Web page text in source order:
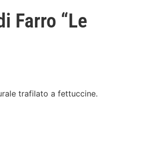
Farro “Le
trafilato a fettuccine.